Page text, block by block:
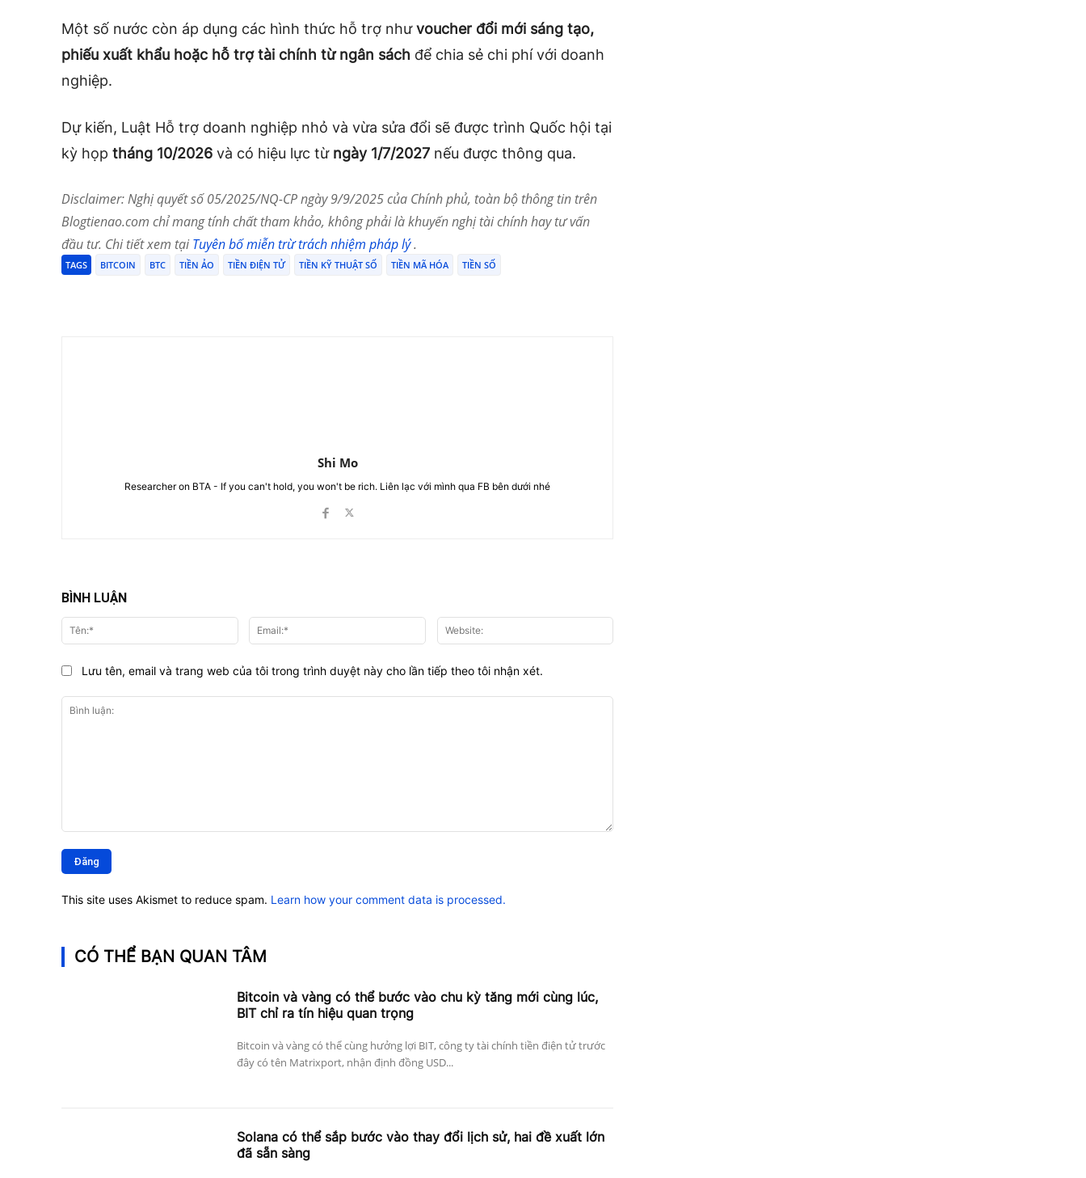
Một số nước còn áp dụng các hình thức hỗ trợ nhưvoucher đổi mới sáng tạo,
phiếu xuất khẩu hoặc hỗ trợ tài chính từ ngân sách để chia sẻ chi phí với doanh
nghiệp.
Dự kiến, Luật Hỗ trợ doanh nghiệp nhỏ và vừa sửa đổi sẽ được trình Quốc hội tại
kỳ họp tháng 10/2026 và có hiệu lực từ ngày 1/7/2027 nếu được thông qua.
Disclaimer: Nghị quyết số 05/2025/NQ-CP ngày 9/9/2025 của Chính phủ, toàn bộ thông tin trên
Blogtienao.com chỉ mang tính chất tham khảo, không phải là khuyến nghị tài chính hay tư vấn
đầu tư. Chi tiết xem tạiTuyên bố miễn trừ trách nhiệm pháp lý.
TAGS BITCOIN BTC TIỀN ẢO TIỀN ĐIỆN TỬ TIỀN KỸ THUẬT SỐ TIỀN MÃ HÓA TIỀN SỐ
Shi Mo
Researcher on BTA - If you can't hold, you won't be rich. Liên lạc với mình qua FB bên dưới nhé
BÌNH LUẬN
luận:
Tên:* Email:*
Lưu tên, email và trang web của tôi trong trình duyệt này cho lần tiếp theo tôi nhận xét.
This site uses Akismet to reduce spam. Learn how your comment data is processed.
CÓ THỂ BẠN QUAN TÂM
Bitcoin và vàng có thể bước vào chu kỳ tăng mới cùng lúc,
BIT chỉ ra tín hiệu quan trọng
Bitcoin và vàng có thể cùng hưởng lợi BIT, công ty tài chính tiền điện tử trước
đây có tên Matrixport, nhận định đồng USD...
Solana có thể sắp bước vào thay đổi lịch sử, hai đề xuất lớn
đã sẵn sàng